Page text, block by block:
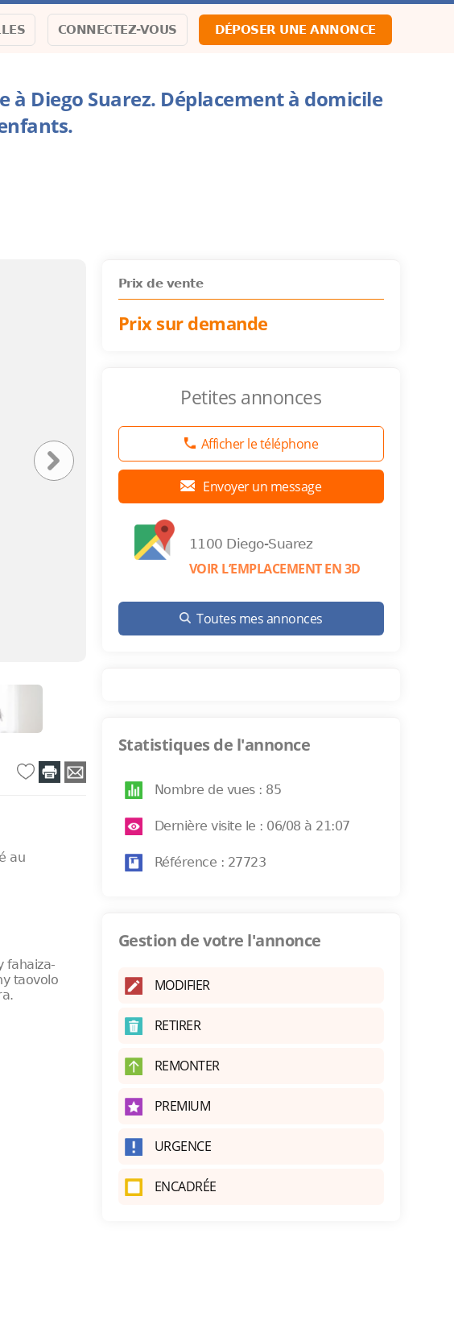
CONNECTEZ-VOUS DÉPOSER UNE ANNONCE
Diego Suarez. Déplacement à domicile
au
fahaiza-
taovolo
Prix de vente
Prix sur demande
Petites annonces
Afficher le téléphone
Envoyer un message
1100 Diego-Suarez
VOIR L’EMPLACEMENT EN 3D
Toutes mes annonces
Statistiques de l'annonce
Nombre de vues : 85
Dernière visite le : 06/08 à 21:07
Référence : 27723
Gestion de votre l'annonce
MODIFIER
RETIRER
REMONTER
PREMIUM
URGENCE
ENCADRÉE